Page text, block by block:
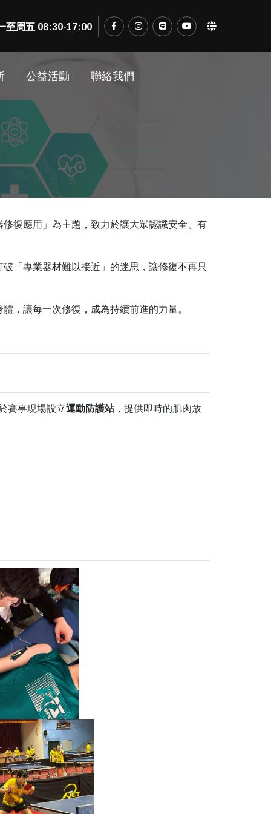
至周五 08:30-17:00
公益活動 聯絡我們
復應用」為主題，致力於讓大眾認識安全、有
「專業器材難以接近」的迷思，讓修復不再只
，讓每一次修復，成為持續前進的力量。
賽事現場設立運動防護站，提供即時的肌肉放